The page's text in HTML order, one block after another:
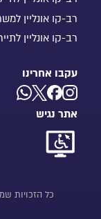
רב-קו אונליין
רב-קו אונליין
עקבו אחרינו
אתר נגיש
כל הזכויות